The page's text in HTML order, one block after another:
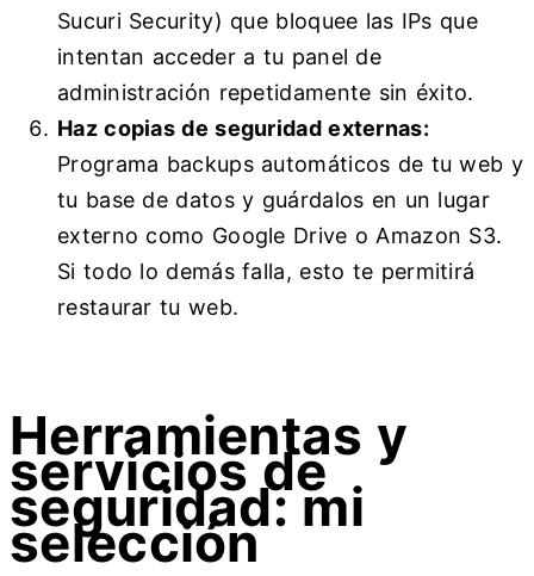
Sucuri Security) que bloquee las IPs que
intentan acceder a tu panel de
administración repetidamente sin éxito.
Haz copias de seguridad externas:
Programa backups automáticos de tu web y
tu base de datos y guárdalos en un lugar
externo como Google Drive o Amazon S3.
Si todo lo demás falla, esto te permitirá
restaurar tu web.
Herramientas y
servicios de
seguridad: mi
selección